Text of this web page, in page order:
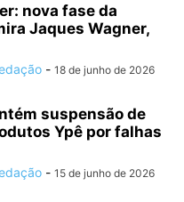
nova fase da
Jaques Wagner,
- 18 de junho de 2026
suspensão de
Ypê por falhas
- 15 de junho de 2026